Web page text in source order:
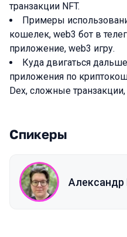
транзакции NFT.
Примеры
кошелек, web3 бот в
приложение, web3 игру.
Куда двигаться
приложения по
Dex, сложные
Спикеры
Александр